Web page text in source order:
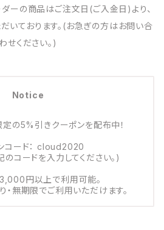
ダーの商品はご注文日(ご入金日)より、
いております。(お急ぎの方はお問い合
わせください。)
Notice
定の5%引きクーポンを配布中！
コード： cloud2020
のコードを入力してください。)
円以上で利用可能。
・無期限でご利用いただけます。